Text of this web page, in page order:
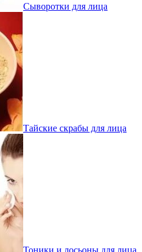
Сыворотки для лица
Тайские скрабы для лица
Тоники и лосьоны для лица